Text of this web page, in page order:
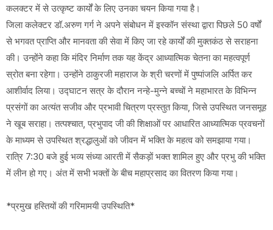
कलक्टर में से उत्कृष्ट कार्यों के लिए उनका चयन किया गया है।
जिला कलेक्टर डॉ.अरुण गर्ग ने अपने संबोधन में इस्कॉन संस्था द्वारा पिछले 50 वर्षों
से भगवत प्राप्ति और मानवता की सेवा में किए जा रहे कार्यों की मुक्तकंठ से सराहना
की। उन्होंने कहा कि मंदिर निर्माण तक यह केंद्र आध्यात्मिक चेतना का महत्वपूर्ण
स्रोत बना रहेगा। उन्होंने ठाकुरजी महाराज के श्री चरणों में पुष्पांजलि अर्पित कर
आशीर्वाद लिया। उद्घाटन सत्र के दौरान नन्हे-मुन्ने बच्चों ने महाभारत के विभिन्न
प्रसंगों का अत्यंत सजीव और प्रभावी चित्रण प्रस्तुत किया, जिसे उपस्थित जनसमूह
ने खूब सराहा। तत्पश्चात, प्रभुपाद जी की शिक्षाओं पर आधारित आध्यात्मिक प्रवचनों
के माध्यम से उपस्थित श्रद्धालुओं को जीवन में भक्ति के महत्व को समझाया गया।
रात्रि 7:30 बजे हुई भव्य संध्या आरती में सैकड़ों भक्त शामिल हुए और प्रभु की भक्ति
में लीन हो गए। अंत में सभी भक्तों के बीच महाप्रसाद का वितरण किया गया।
*प्रमुख हस्तियों की गरिमामयी उपस्थिति*